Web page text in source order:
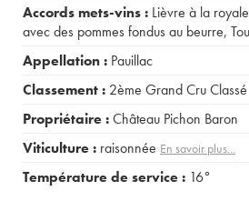
Accords mets-vins : Lièvre à la royale
avec des pommes fondus au beurre,
Appellation : Pauillac
Classement : 2ème Grand Cru Classé
Propriétaire :Château Pichon Baron
Viticulture : raisonnée En savoir plus...
Température de service : 16°